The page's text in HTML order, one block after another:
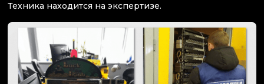
Техника находится на экспертизе.